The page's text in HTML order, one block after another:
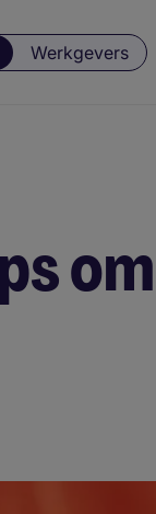
Werkgevers